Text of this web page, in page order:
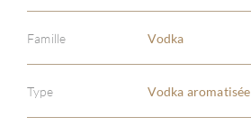
Famille Vodka
Type Vodka aromatisée